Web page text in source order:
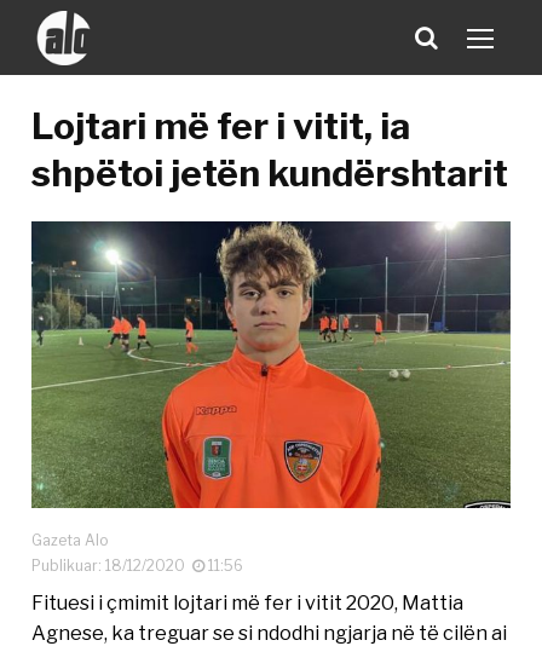
Lojtari më fer i vitit, ia
shpëtoi jetën kundërshtarit
Gazeta Alo
Publikuar: 18/12/2020
11:56
Fituesi i çmimit lojtari më fer i vitit 2020, Mattia
Agnese, ka treguar se si ndodhi ngjarja në të cilën ai